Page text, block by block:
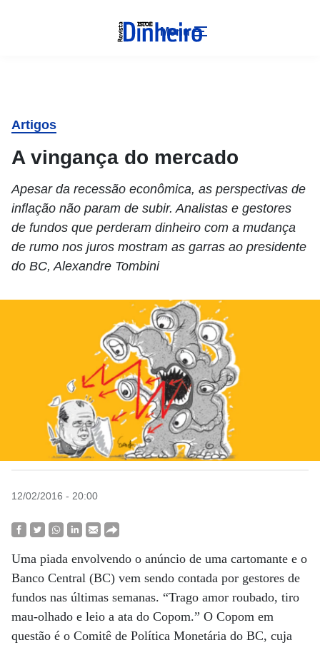
Menu
Artigos
A vingança do mercado
Apesar da recessão econômica, as perspectivas de
inflação não param de subir. Analistas e gestores
de fundos que perderam dinheiro com a mudança
de rumo nos juros mostram as garras ao presidente
do BC, Alexandre Tombini
12/02/2016 - 20:00
Uma piada envolvendo o anúncio de uma cartomante e o
Banco Central (BC) vem sendo contada por gestores de
fundos nas últimas semanas. “Trago amor roubado, tiro
mau-olhado e leio a ata do Copom.” O Copom em
questão é o Comitê de Política Monetária do BC, cuja